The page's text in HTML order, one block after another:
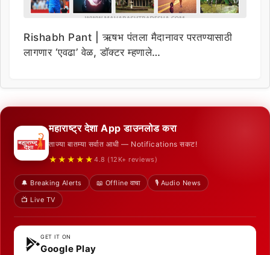
Rishabh Pant | ऋषभ पंतला मैदानावर परतण्यासाठी
लागणार ‘एवढा’ वेळ, डॉक्टर म्हणाले…
महाराष्ट्र देशा App डाउनलोड करा
ताज्या बातम्या सर्वात आधी — Notifications सकट!
★★★★★ 4.8 (12K+ reviews)
🔔 Breaking Alerts 📖 Offline वाचा
🎙️ Audio News
📺 Live TV
GET IT ON
Google Play